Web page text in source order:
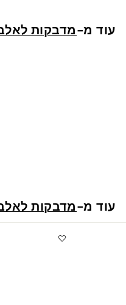
"
עוד מ-מדבקות
"
ח
עוד מ-מדבקות